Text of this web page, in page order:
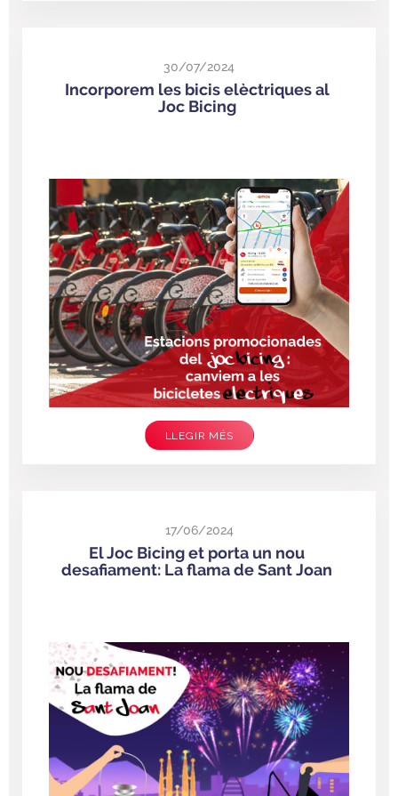
30/07/2024
Incorporem les bicis elèctriques al
Joc Bicing
LLEGIR MÉS
17/06/2024
El Joc Bicing et porta un nou
desafiament: La flama de Sant Joan